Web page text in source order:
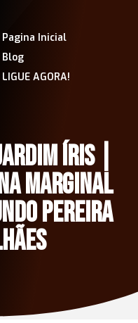
Pagina Inicial
Blog
LIGUE AGORA!
ÍRIS |
MARGINAL
PEREIRA